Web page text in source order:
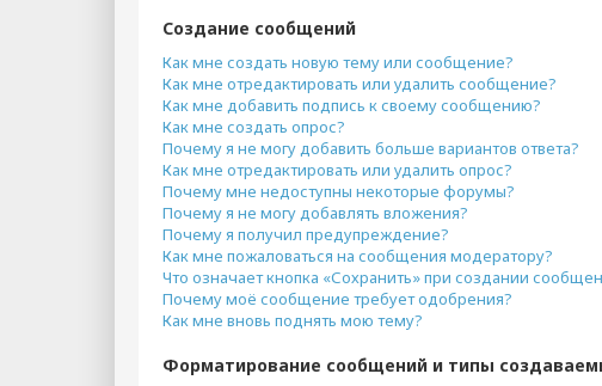
Создание сообщений
Как мне создать новую тему или сообщение?
Как мне отредактировать или удалить сообщение?
Как мне добавить подпись к своему сообщению?
Как мне создать опрос?
Почему я не могу добавить больше вариантов ответа?
Как мне отредактировать или удалить опрос?
Почему мне недоступны некоторые форумы?
Почему я не могу добавлять вложения?
Почему я получил предупреждение?
Как мне пожаловаться на сообщения модератору?
Что означает кнопка «Сохранить» при создании
Почему моё сообщение требует одобрения?
Как мне вновь поднять мою тему?
Форматирование сообщений и типы